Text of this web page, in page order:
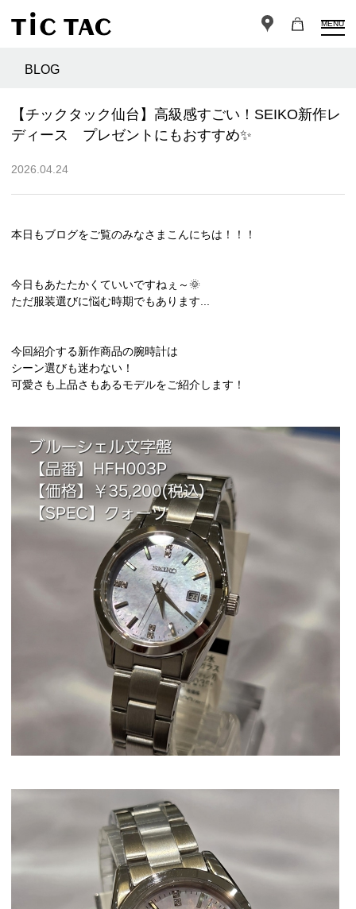
MENU
BLOG
【チックタック仙台】高級感すごい！SEIKO新作レ
ディース プレゼントにもおすすめ✨
2026.04.24
本日もブログをご覧のみなさまこんにちは！！！
今日もあたたかくていいですねぇ～🌞
ただ服装選びに悩む時期でもあります...
今回紹介する新作商品の腕時計は
シーン選びも迷わない！
可愛さも上品さもあるモデルをご紹介します！